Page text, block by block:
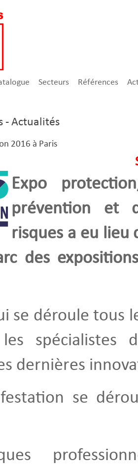
Secteurs Références
- Actualités
2016 à Paris
Expo
prévention et
risques a eu lieu
des
se déroule tous
spécialistes
dernières
se